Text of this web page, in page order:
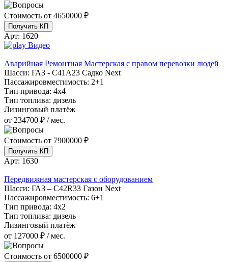
Стоимость от 4650000 ₽
Получить КП
Арт: 1620
Видео
Аварийная Ремонтная Мастерская с правом перевозки людей
Шасси: ГАЗ - С41А23 Садко Next
Пассажировместимость: 2+1
Тип привода: 4х4
Тип топлива: дизель
Лизинговый платёж
от 234700 ₽ / мес.
Стоимость от 7900000 ₽
Получить КП
Арт: 1630
Передвижная мастерская с оборудованием
Шасси: ГАЗ – C42R33 Газон Next
Пассажировместимость: 6+1
Тип привода: 4х2
Тип топлива: дизель
Лизинговый платёж
от 127000 ₽ / мес.
Стоимость от 6500000 ₽